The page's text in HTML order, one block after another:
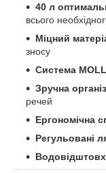
40 л
всього
Міцний
зносу
Система
Зручна
речей
Ергономічна
Регульовані